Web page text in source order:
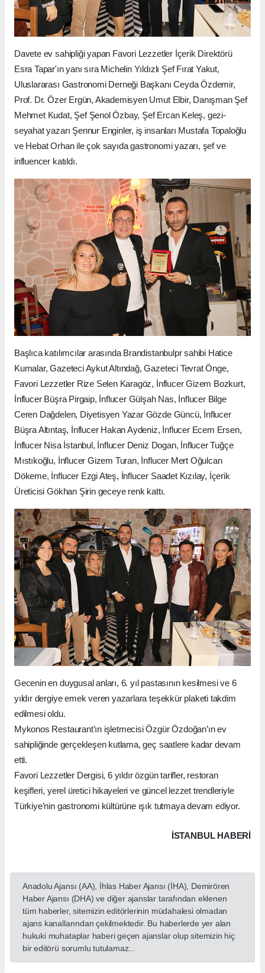
Davete ev sahipliği yapan Favori Lezzetler İçerik Direktörü
Esra Tapar'ın yanı sıra Michelin Yıldızlı Şef Fırat Yakut,
Uluslararası Gastronomi Derneği Başkanı Ceyda Özdemir,
Prof. Dr. Özer Ergün, Akademisyen Umut Elbir, Danışman Şef
Mehmet Kudat, Şef Şenol Özbay, Şef Ercan Keleş, gezi-
seyahat yazarı Şennur Enginler, iş insanları Mustafa Topaloğlu
ve Hebat Orhan ile çok sayıda gastronomi yazarı, şef ve
influencer katıldı.
Başlıca katılımcılar arasında Brandistanbulpr sahibi Hatice
Kumalar, Gazeteci Aykut Altındağ, Gazeteci Tevrat Önge,
Favori Lezzetler Rize Selen Karagöz, İnflucer Gizem Bozkurt,
İnflucer Büşra Pirgaip, İnflucer Gülşah Nas, İnflucer Bilge
Ceren Dağdelen, Diyetisyen Yazar Gözde Güncü, İnflucer
Büşra Altıntaş, İnflucer Hakan Aydeniz, İnflucer Ecem Ersen,
İnflucer Nisa İstanbul, İnflucer Deniz Dogan, İnflucer Tuğçe
Mıstıkoğlu, İnflucer Gizem Turan, İnflucer Mert Oğulcan
Dökeme, İnflucer Ezgi Ateş, İnflucer Saadet Kızılay, İçerik
Üreticisi Gökhan Şirin geceye renk kattı.
Gecenin en duygusal anları, 6. yıl pastasının kesilmesi ve 6
yıldır dergiye emek veren yazarlara teşekkür plaketi takdim
edilmesi oldu.
Mykonos Restaurant’ın işletmecisi Özgür Özdoğan’ın ev
sahipliğinde gerçekleşen kutlama, geç saatlere kadar devam
etti.
Favori Lezzetler Dergisi, 6 yıldır özgün tarifler, restoran
keşifleri, yerel üretici hikayeleri ve güncel lezzet trendleriyle
Türkiye’nin gastronomi kültürüne ışık tutmaya devam ediyor.
İSTANBUL HABERİ
Anadolu Ajansı (AA), İhlas Haber Ajansı (İHA), Demirören
Haber Ajansı (DHA) ve diğer ajanslar tarafından eklenen
tüm haberler, sitemizin editörlerinin müdahalesi olmadan
ajans kanallarından çekilmektedir. Bu haberlerde yer alan
hukuki muhataplar haberi geçen ajanslar olup sitemizin hiç
bir editörü sorumlu tutulamaz...